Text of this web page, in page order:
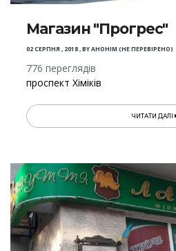
Магазин "Прогрес"
02 СЕРПНЯ , 2018,BYАНОНІМ (НЕ ПЕРЕВІРЕНО)
776 переглядів
проспект Хіміків
ЧИТАТИ ДАЛІ